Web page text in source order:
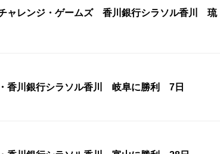
チャレンジ・ゲームズ 香川銀行シラソル香川 琉
・香川銀行シラソル香川 岐阜に勝利 7日